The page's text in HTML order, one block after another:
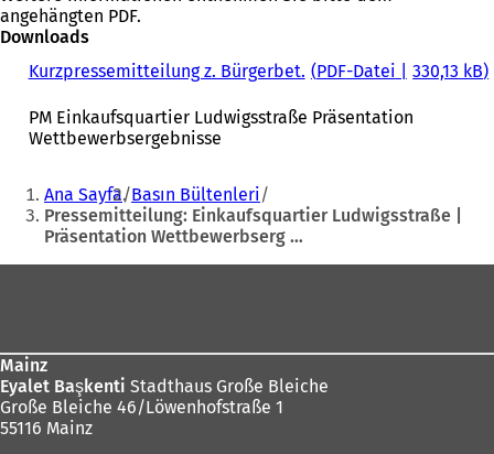
angehängten PDF.
Downloads
Kurzpressemitteilung z. Bürgerbet.
PDF-Datei 330,13 kB
PM Einkaufsquartier Ludwigsstraße Präsentation
Wettbewerbsergebnisse
Sie
befinden
sich
hier:
Ana Sayfa Basın Bültenleri
Pressemitteilung: Einkaufsquartier Ludwigsstraße |
Präsentation Wettbewerbserg …
Mainz
Eyalet Başkenti Stadthaus Große Bleiche
Große Bleiche 46/Löwenhofstraße 1
55116 Mainz